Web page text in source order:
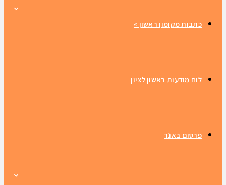
כתבות מקומון ראשון »
לוח מודעות ראשון לציון
פרסום באנר